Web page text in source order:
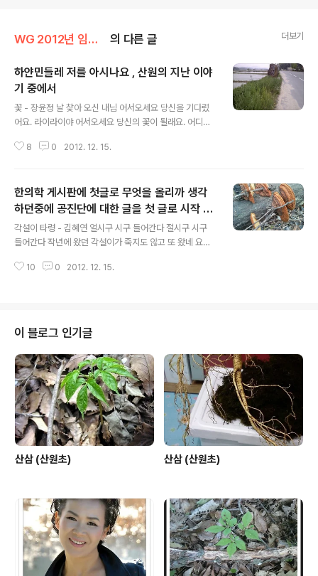
WG 2012년 임진년 기록 의 다른 글 더보기
하얀민들레 저를 아시나요 , 산원의 지난 이야
기 중에서
꽃 - 장윤정 날 찾아 오신 내님 어서오세요 당신을 기다렸
어요. 라이라이야 어서오세요 당신의 꽃이 될래요. 어디서
서오세요 당신의 꽃이 될래요. 사랑의 꽃씨를 뿌려 기쁨을
될래요. 날찾아 오신 내님 어서오세요. 당신을 기다렸어요.
라이라이야~ 어서오세요 당신의 꽃이 될래요. 어디서 무엇
하다 이제왔나요 당신을 기다렸어요.라이라이야~ 어서오
세요. 당신의 꽃이 될래요. 사랑의 꽃씨를 뿌려 기쁨을 주고
되고, 니이라이라이라야~ 나는 당신의 꽃이 될래요. 나는
8 0 2012. 12. 15.
한의학 게시판에 첫글로 무엇을 올리까 생각
하던중에 공진단에 대한 글을 첫 글로 시작 합
니다.
각설이 타령 - 김혜연 얼시구 시구 들어간다 절시구 시구
들어간다 작년에 왔던 각설이가 죽지도 않고 또 왔네 요놈
이 난다 품 품 품바가 잘이한다 네 선생이 누군지 남보다도
밥은 바빠서 못 먹고 죽은 죽어서 못 먹고 술은 수리수리 잘
넘어간다 저리시구 이리시구 잘이한다 품바 품바나 잘이한
다 앉은 고리는 등고리 선 고리는 문고리 뛰는 고리는 개구
리 나는 고리는 꾀꼬리 입는 고리는 저고리 품바 품바 잘이
한다 한 발 가진 깍귀 두 발 가진 까마귀 세 발 가진 통노귀
네 발 가진 당나귀 저리시구 이..
10 0 2012. 12. 15.
이 블로그 인기글
산삼 (산원초) 산삼 (산원초)